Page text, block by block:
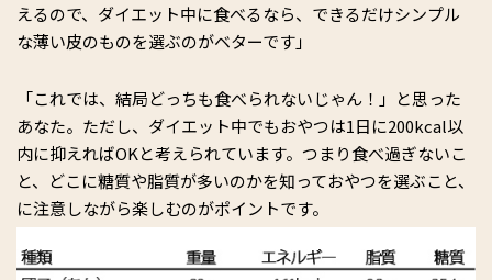
えるので、ダイエット中に食べるなら、できるだけシンプル
な薄い皮のものを選ぶのがベターです」
「これでは、結局どっちも食べられないじゃん！」と思った
あなた。ただし、ダイエット中でもおやつは1日に200kcal以
内に抑えればOKと考えられています。つまり食べ過ぎないこ
と、どこに糖質や脂質が多いのかを知っておやつを選ぶこと、
に注意しながら楽しむのがポイントです。